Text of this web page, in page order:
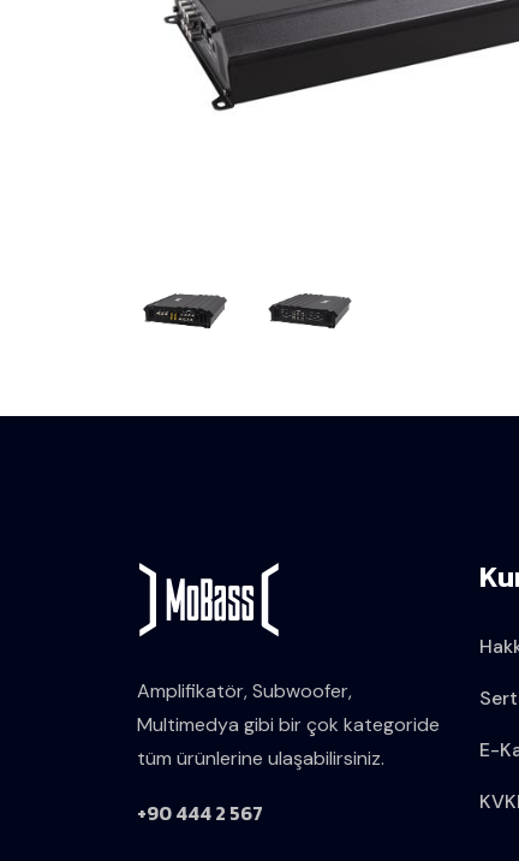
Amplifikatör, Subwoofer,
Multimedya gibi bir çok kategoride
tüm ürünlerine ulaşabilirsiniz.
+90 444 2 567
E-